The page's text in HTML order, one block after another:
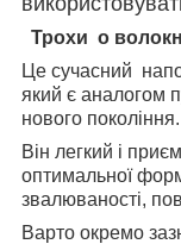
Трохи о
Це сучасний
який є аналогом
нового покоління.
Він легкий і
оптимальної
звалюваності,
Варто окремо